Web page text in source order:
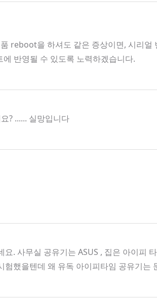
reboot을 하셔도 같은 증상이면, 시리얼
반영될 수 있도록 노력하겠습니다.
? ...... 실망입니다
. 사무실 공유기는 ASUS , 집은 아이피
했을텐데 왜 유독 아이피타임 공유기는